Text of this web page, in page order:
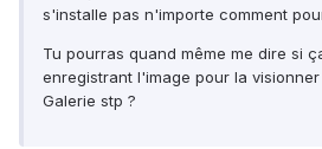
s'installe pas n'importe comment
Tu pourras quand même me dire si
enregistrant l'image pour la
Galerie stp ?